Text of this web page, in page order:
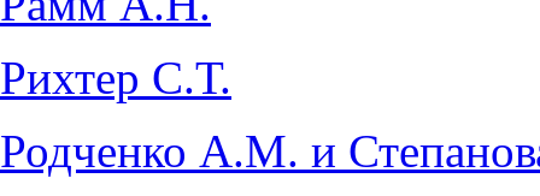
Рихтер С.Т.
Родченко А.М. и